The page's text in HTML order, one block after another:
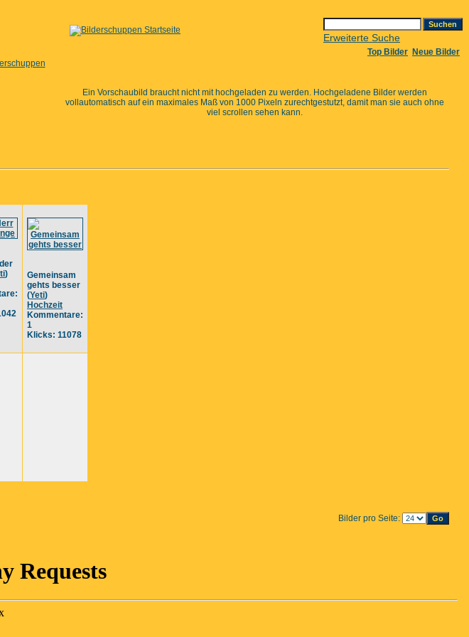
Erweiterte Suche
Top Bilder Neue Bilder
Ein Vorschaubild braucht nicht mit hochgeladen zu werden. Hochgeladene Bilder werden
vollautomatisch auf ein maximales Maß von 1000 Pixeln zurechtgestutzt, damit man sie auch ohne
viel scrollen sehen kann.
)
Gemeinsam
gehts besser
(Yeti)
Hochzeit
Kommentare:
1
Klicks: 11078
Bilder pro Seite: